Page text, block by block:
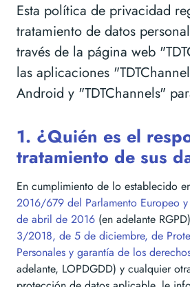
Esta política de privacidad
tratamiento de datos
través de la página web
las aplicaciones
Android y "TDTChannels"
1. ¿Quién es el
tratamiento de sus
En cumplimiento de lo establecido
2016/679 del Parlamento Europeo
de abril de 2016 (en adelante
3/2018, de 5 de diciembre, de
Personales y garantía de los
adelante, LOPDGDD) y cualquier